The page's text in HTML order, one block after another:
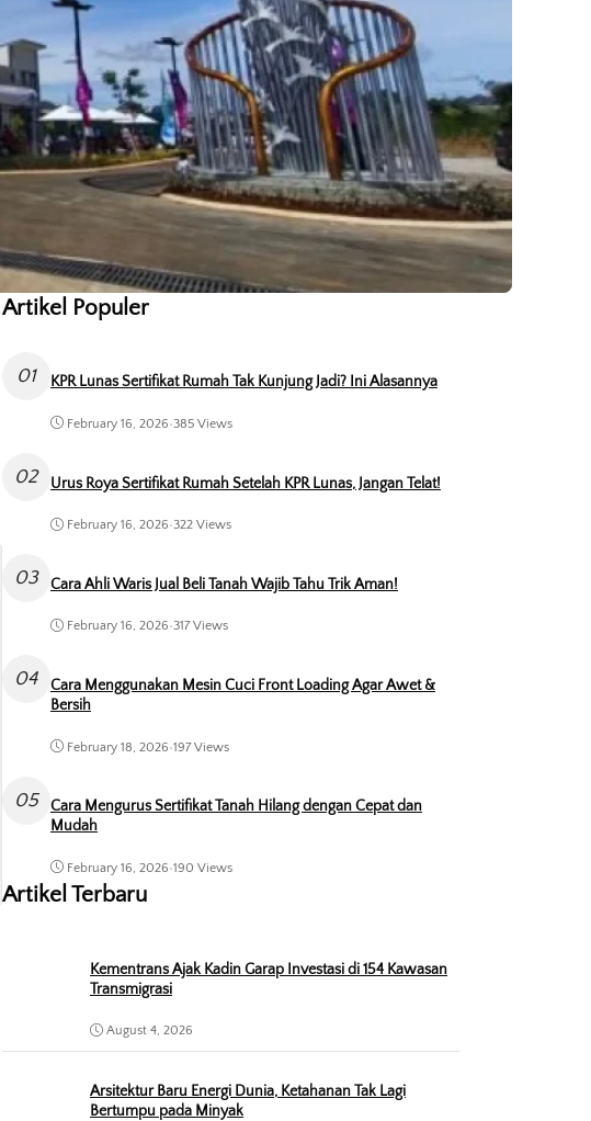
Artikel Populer
01 KPR Lunas Sertifikat Rumah Tak Kunjung Jadi? Ini Alasannya
February 16, 2026•385 Views
02 Urus Roya Sertifikat Rumah Setelah KPR Lunas, Jangan Telat!
February 16, 2026•322 Views
03 Cara Ahli Waris Jual Beli Tanah Wajib Tahu Trik Aman!
February 16, 2026•317 Views
04
Cara Menggunakan Mesin Cuci Front Loading Agar Awet &
Bersih
February 18, 2026•197 Views
05
Cara Mengurus Sertifikat Tanah Hilang dengan Cepat dan
Mudah
February 16, 2026•190 Views
Artikel Terbaru
Kementrans Ajak Kadin Garap Investasi di 154 Kawasan
Transmigrasi
August 4, 2026
Arsitektur Baru Energi Dunia, Ketahanan Tak Lagi
Bertumpu pada Minyak